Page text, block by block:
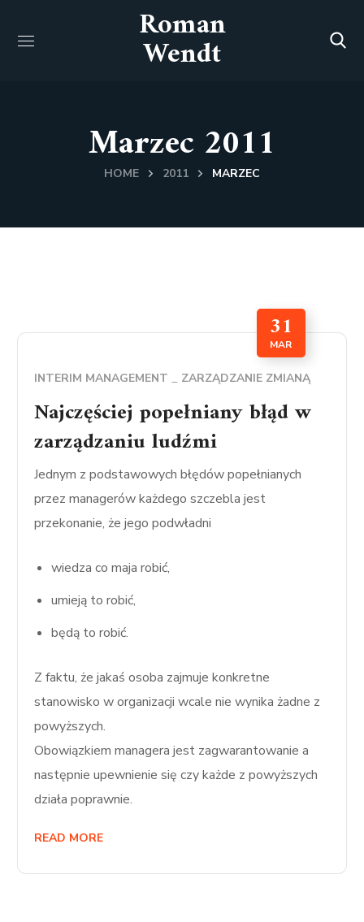
Roman
Wendt
Marzec 2011
HOME 2011 MARZEC
31
MAR
INTERIM MANAGEMENT ZARZĄDZANIE ZMIANĄ
Najczęściej popełniany błąd w
zarządzaniu ludźmi
Jednym z podstawowych błędów popełnianych
przez managerów każdego szczebla jest
przekonanie, że jego podwładni
wiedza co maja robić,
umieją to robić,
będą to robić.
Z faktu, że jakaś osoba zajmuje konkretne
stanowisko w organizacji wcale nie wynika żadne z
powyższych.
Obowiązkiem managera jest zagwarantowanie a
następnie upewnienie się czy każde z powyższych
działa poprawnie.
READ MORE